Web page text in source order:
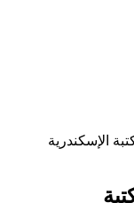
الإسكندرية